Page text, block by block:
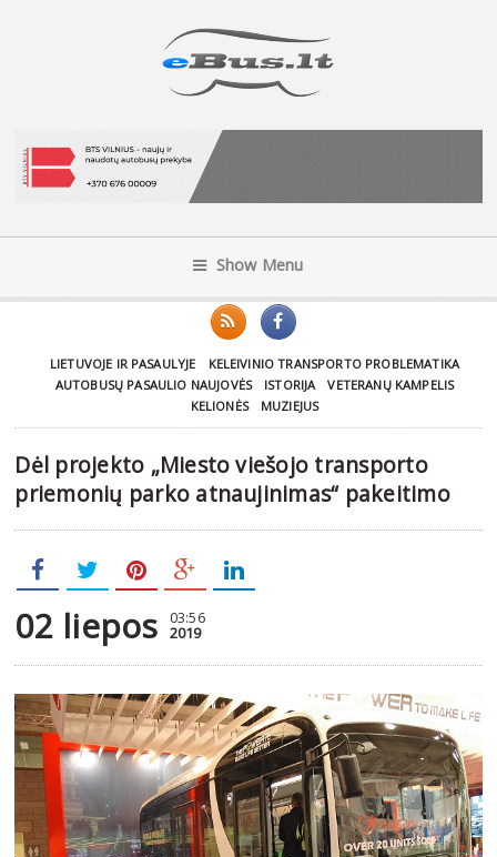
Show Menu
LIETUVOJE IR PASAULYJE
KELEIVINIO TRANSPORTO PROBLEMATIKA
AUTOBUSŲ PASAULIO NAUJOVĖS
ISTORIJA
VETERANŲ KAMPELIS
KELIONĖS
MUZIEJUS
Dėl projekto „Miesto viešojo transporto
priemonių parko atnaujinimas“ pakeitimo
02 liepos 03:56
2019